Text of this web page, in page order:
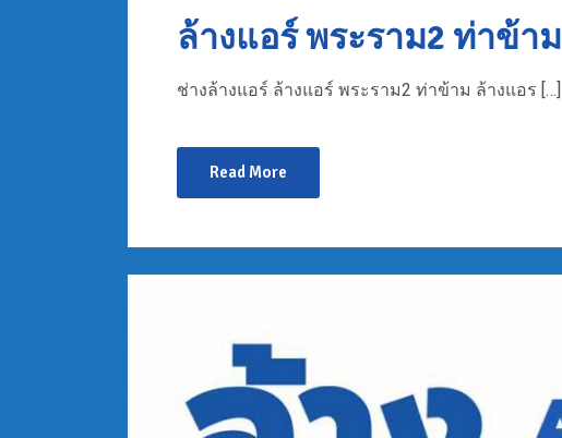
ล้างแอร์ พระราม2 ท่าข้าม
ช่างล้างแอร์ ล้างแอร์ พระราม2 ท่าข้าม ล้างแอร […]
Read More